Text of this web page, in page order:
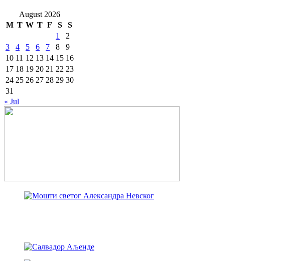
August 2026
M T W T F S
S
1
2
3
4 5 6 7 8
9
10 11 12 13 14 15 16
17 18 19 20 21 22 23
24 25 26 27 28 29 30
31
« Jul